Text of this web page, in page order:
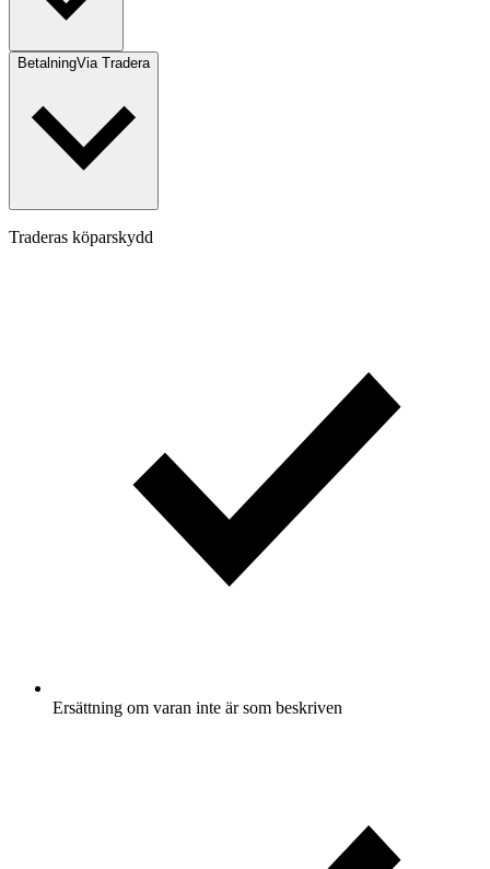
BetalningVia Tradera
Traderas köparskydd
Ersättning om varan inte är som beskriven